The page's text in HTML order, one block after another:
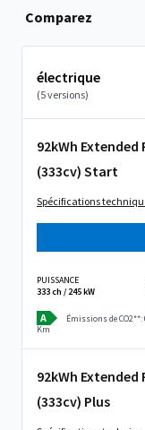
Comparez
électrique
(5 versions)
92kWh Extended
(333cv) Start
Spécifications
PUISSANCE
333 ch / 245 kW
A Émissions de
Km
92kWh Extended
(333cv) Plus